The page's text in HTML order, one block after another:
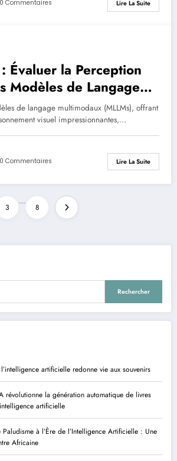
0 Commentaires Lire La Suite
Évaluer la Perception
Modèles de Langage
de langage multimodaux (MLLMs), offrant
visuel impressionnantes,…
0 Commentaires Lire La Suite
3
…
8
Rechercher
artificielle redonne vie aux souvenirs
révolutionne la génération automatique de livres
artificielle
Paludisme à l’Ère de l’Intelligence Artificielle : Une
Africaine